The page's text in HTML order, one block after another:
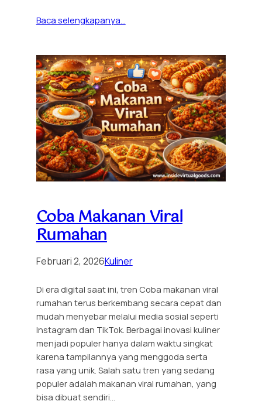
Baca selengkapanya…
Coba Makanan Viral
Rumahan
Februari 2, 2026Kuliner
Di era digital saat ini, tren Coba makanan viral
rumahan terus berkembang secara cepat dan
mudah menyebar melalui media sosial seperti
Instagram dan TikTok. Berbagai inovasi kuliner
menjadi populer hanya dalam waktu singkat
karena tampilannya yang menggoda serta
rasa yang unik. Salah satu tren yang sedang
populer adalah makanan viral rumahan, yang
bisa dibuat sendiri…